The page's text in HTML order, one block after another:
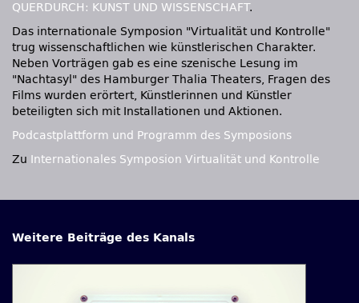
QUERDURCH: KUNST UND WISSENSCHAFT.
Das internationale Symposion "Virtualität und Kontrolle"
trug wissenschaftlichen wie künstlerischen Charakter.
Neben Vorträgen gab es eine szenische Lesung im
"Nachtasyl" des Hamburger Thalia Theaters, Fragen des
Films wurden erörtert, Künstlerinnen und Künstler
beteiligten sich mit Installationen und Aktionen.
Podcastplattform und Programm des Symposions
Zu Internationales Symposion Virtualität und Kontrolle
Weitere Beiträge des Kanals